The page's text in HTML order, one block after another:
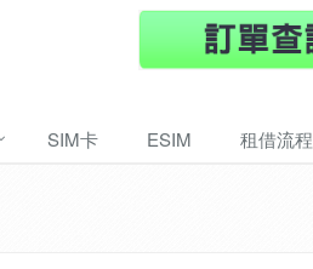
SIM卡 ESIM 租借流程